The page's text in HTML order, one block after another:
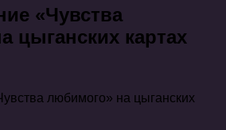
«Чувства
цыганских картах